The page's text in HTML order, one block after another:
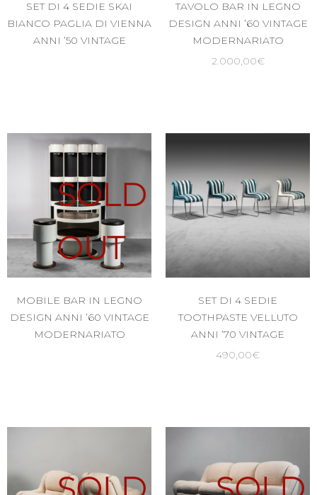
SET DI 4 SEDIE SKAI
BIANCO PAGLIA DI VIENNA
ANNI ’50 VINTAGE
TAVOLO BAR IN LEGNO
DESIGN ANNI ’60 VINTAGE
MODERNARIATO
2.000,00€
SOLD
OUT
MOBILE BAR IN LEGNO
DESIGN ANNI ’60 VINTAGE
MODERNARIATO
SET DI 4 SEDIE
TOOTHPASTE VELLUTO
ANNI ’70 VINTAGE
490,00€